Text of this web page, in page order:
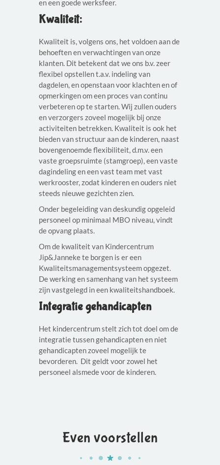
en een goede werksfeer.
Kwaliteit:
Kwaliteit is, volgens ons, het voldoen aan de
behoeften en verwachtingen van onze
klanten. Dit betekent dat we ons b.v. zeer
flexibel opstellen t.a.v. indeling van
dagdelen, en openstaan voor klachten en of
opmerkingen om een proces van continu
verbeteren op te starten. Wij zullen ouders
en verzorgers zoveel mogelijk bij onze
activiteiten betrekken. Kwaliteit is ook het
bieden van structuur aan de kinderen, naast
bovengenoemde flexibiliteit, d.m.v. een
vaste groepsruimte (stamgroep), een vaste
dagindeling en een vast team met vast
werkrooster, zodat kinderen en ouders niet
steeds nieuwe gezichten zien.
Onder begeleiding van deskundig opgeleid
personeel op minimaal MBO niveau, vindt
de opvang plaats.
Om de kwaliteit van Kindercentrum
Jip&Janneke te borgen is er een
Kwaliteitsmanagementsysteem opgezet.
De werking en samenhang van het systeem
zijn vastgelegd in een kwaliteitshandboek.
Integratie gehandicapten
Het kindercentrum stelt zich tot doel om de
integratie tussen gehandicapten en niet
gehandicapten zoveel mogelijk te
bevorderen. Dit geldt voor zowel het
personeel alsmede voor de kinderen.
Even voorstellen